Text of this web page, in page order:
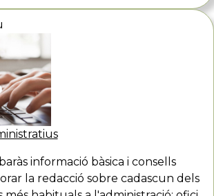
informació bàsica i consells
la redacció sobre cadascun dels